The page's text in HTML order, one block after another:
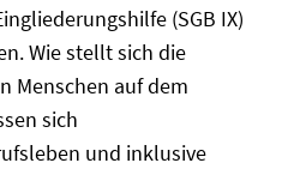
(SGB IX)
Wie stellt sich die
Menschen auf dem
sich
und inklusive